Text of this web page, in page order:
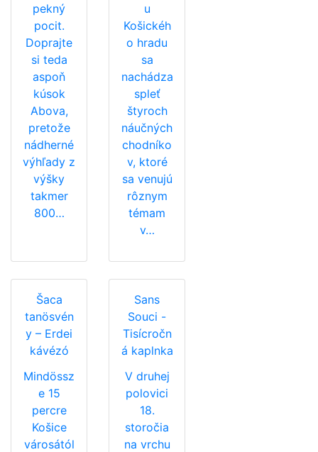
pekný
pocit.
Doprajte
si teda
aspoň
kúsok
Abova,
pretože
nádherné
výhľady z
výšky
takmer
800…
u
Košickéh
o hradu
sa
nachádza
spleť
štyroch
náučných
chodníko
v, ktoré
sa venujú
rôznym
témam
v…
Šaca
tanösvén
y – Erdei
kávézó
Mindössz
e 15
percre
Košice
városától
Sans
Souci -
Tisícročn
á kaplnka
V druhej
polovici
18.
storočia
na vrchu